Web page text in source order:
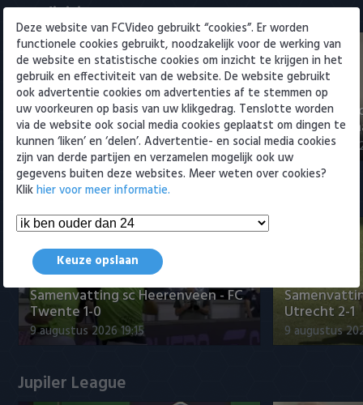
Eredivisie
"Julian Brandt over fitheid, Godts
en Ter Stegen"
9 augustus 2026 22:57
"Weet niet
9 augustus
Samenvattingen Eredivisie
Samenvatting sc Heerenveen - FC
Twente 1-0
9 augustus 2026 19:15
Utrecht 2-1
9 augustus
Jupiler League
Deze website van FCVideo gebruikt “cookies”. Er worden
functionele cookies gebruikt, noodzakelijk voor de werking van
de website en statistische cookies om inzicht te krijgen in het
gebruik en effectiviteit van de website. De website gebruikt
ook advertentie cookies om advertenties af te stemmen op
uw voorkeuren op basis van uw klikgedrag. Tenslotte worden
via de website ook social media cookies geplaatst om dingen te
kunnen ‘liken’ en ‘delen’. Advertentie- en social media cookies
zijn van derde partijen en verzamelen mogelijk ook uw
gegevens buiten deze websites. Meer weten over cookies?
Klikhier voor meer informatie.
Keuze opslaan